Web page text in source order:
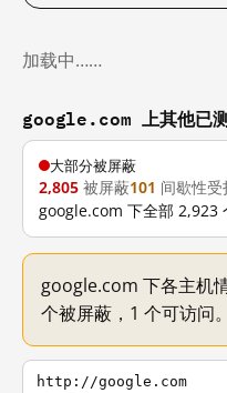
加载中……
google.com 上其他已
大部分被屏蔽
2,805 被屏蔽101 间歇性受
google.com 下全部 2,923
google.com 下各主机
个被屏蔽，1 个可访问。
http://google.com